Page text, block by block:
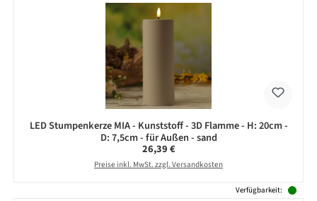
LED Stumpenkerze MIA - Kunststoff - 3D Flamme - H: 20cm -
D: 7,5cm - für Außen - sand
Regulärer Preis:
26,39 €
Preise inkl. MwSt. zzgl. Versandkosten
Verfügbarkeit: